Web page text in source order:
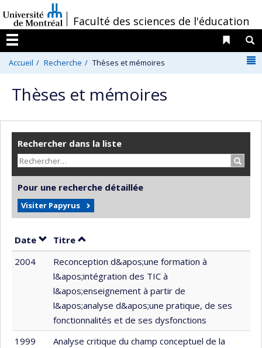
au
contenu
/Faculté des sciences de l'éducation
Menu
Liens
Accueil Recherche Thèses et mémoires
Thèses et mémoires
Rechercher dans la liste
Pour une recherche détaillée
Visiter Papyrus
Date Trier par date en ordre décroissant
Titre Trier par titre en ordre décroissant
2004
Reconception d&apos;une formation à
l&apos;intégration des TIC à
l&apos;enseignement à partir de
l&apos;analyse d&apos;une pratique, de ses
fonctionnalités et de ses dysfonctions
1999
Analyse critique du champ conceptuel de la